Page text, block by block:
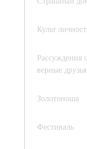
Культ
Рассуждения
верные друзья
Золотоноша
Фестиваль